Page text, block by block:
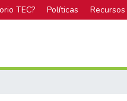
TEC? Políticas